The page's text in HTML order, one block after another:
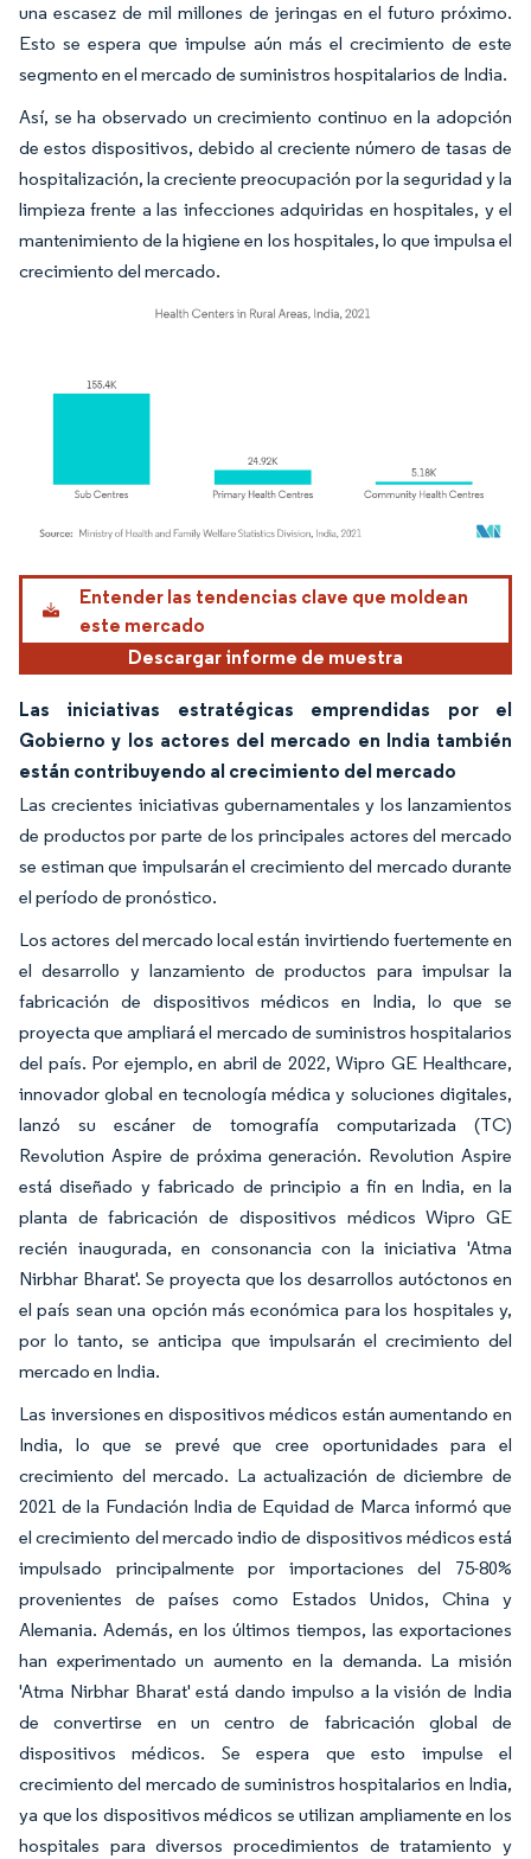
una escasez de mil millones de jeringas en el futuro próximo.
Esto se espera que impulse aún más el crecimiento de este
segmento en el mercado de suministros hospitalarios de India.
Así, se ha observado un crecimiento continuo en la adopción
de estos dispositivos, debido al creciente número de tasas de
hospitalización, la creciente preocupación por la seguridad y la
limpieza frente a las infecciones adquiridas en hospitales, y el
mantenimiento de la higiene en los hospitales, lo que impulsa el
crecimiento del mercado.
Imagen © Mordor Intelligence. El uso requiere atribución según CC BY 4.0.
Entender las tendencias clave que moldean
este mercado
Descargar informe de muestra
Las iniciativas estratégicas emprendidas por el
Gobierno y los actores del mercado en India también
están contribuyendo al crecimiento del mercado
Las crecientes iniciativas gubernamentales y los lanzamientos
de productos por parte de los principales actores del mercado
se estiman que impulsarán el crecimiento del mercado durante
el período de pronóstico.
Los actores del mercado local están invirtiendo fuertemente en
el desarrollo y lanzamiento de productos para impulsar la
fabricación de dispositivos médicos en India, lo que se
proyecta que ampliará el mercado de suministros hospitalarios
del país. Por ejemplo, en abril de 2022, Wipro GE Healthcare,
innovador global en tecnología médica y soluciones digitales,
lanzó su escáner de tomografía computarizada (TC)
Revolution Aspire de próxima generación. Revolution Aspire
está diseñado y fabricado de principio a fin en India, en la
planta de fabricación de dispositivos médicos Wipro GE
recién inaugurada, en consonancia con la iniciativa 'Atma
Nirbhar Bharat'. Se proyecta que los desarrollos autóctonos en
el país sean una opción más económica para los hospitales y,
por lo tanto, se anticipa que impulsarán el crecimiento del
mercado en India.
Las inversiones en dispositivos médicos están aumentando en
India, lo que se prevé que cree oportunidades para el
crecimiento del mercado. La actualización de diciembre de
2021 de la Fundación India de Equidad de Marca informó que
el crecimiento del mercado indio de dispositivos médicos está
impulsado principalmente por importaciones del 75-80%
provenientes de países como Estados Unidos, China y
Alemania. Además, en los últimos tiempos, las exportaciones
han experimentado un aumento en la demanda. La misión
'Atma Nirbhar Bharat' está dando impulso a la visión de India
de convertirse en un centro de fabricación global de
dispositivos médicos. Se espera que esto impulse el
crecimiento del mercado de suministros hospitalarios en India,
ya que los dispositivos médicos se utilizan ampliamente en los
hospitales para diversos procedimientos de tratamiento y